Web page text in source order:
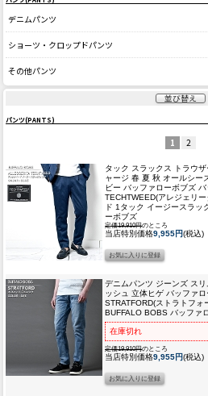
デニムパンツ
ショーツ・クロップドパンツ
その他パンツ
並び替え
パンツ(PANTS)
1 2
タック スラックス トラウ
ャージ 春 夏 秋 オールシー
ビー バッファローボブズ
TECHTWEED(アレジェリ
ド 1タック イージースラッ
ーボブズ
定価19,910円のところ
当店特別価格9,955円(税込)
デニムパンツ ジーンズ ス
ッシュ 立体ヒゲ バッファ
STRATFORD(ストラトフ
BUFFALO BOBS バッファ
在庫切れ
定価19,910円のところ
当店特別価格9,955円(税込)